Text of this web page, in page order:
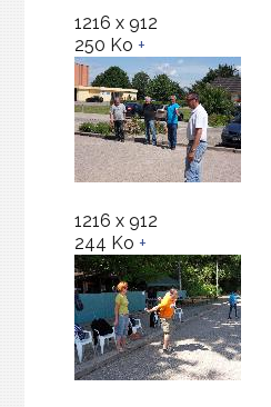
1216 x 912
250 Ko +
1216 x 912
244 Ko +